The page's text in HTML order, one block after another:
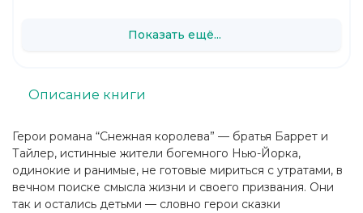
Герои романа “Снежная королева” — братья Баррет и
Тайлер, истинные жители богемного Нью-Йорка,
одинокие и ранимые, не готовые мириться с утратами, в
вечном поиске смысла жизни и своего призвания. Они
так и остались детьми — словно герои сказки
Описание книги
Показать ещё...